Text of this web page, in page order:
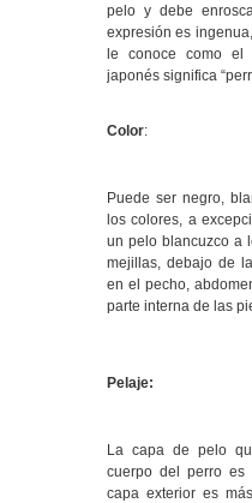
pelo y debe
expresión es
le conoce como el
japonés significa
Color:
Puede ser negro,
los colores, a
un pelo blancuzco a
mejillas, debajo de
en el pecho,
parte interna de las
Pelaje:
La capa de pelo
cuerpo del perro
capa exterior es